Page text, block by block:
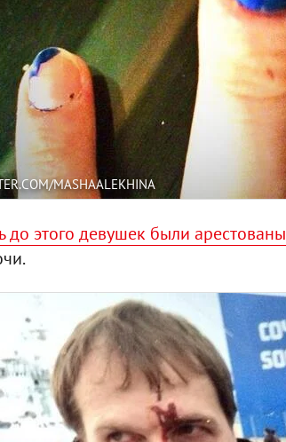
MASHAALEKHINA
до этого девушек были арестованы